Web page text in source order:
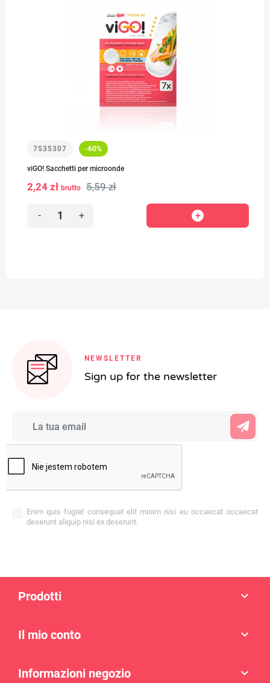
7535307 -60%
viGO! Sacchetti per microonde
2,24 zł brutto 5,59 zł
- +
NEWSLETTER
Sign up for the newsletter
Enim quis fugiat consequat elit minim nisi eu occaecat occaecat
deserunt aliquip nisi ex deserunt.
Prodotti 
Il mio conto 
Informazioni negozio 